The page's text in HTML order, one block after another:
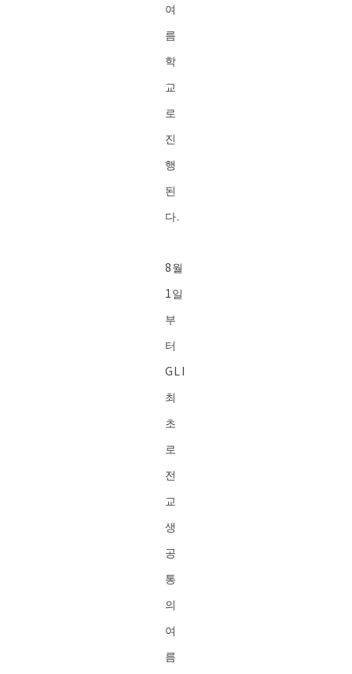
여
름
학
교
로
진
행
된
다.
8월
1일
부
터
GLI
최
초
로
전
교
생
공
통
의
여
름